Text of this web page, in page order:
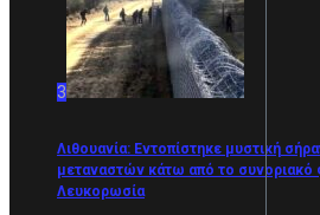
3
Λιθουανία: Εντοπίστηκε μυστική
μεταναστών κάτω από το συνοριακό
Λευκορωσία